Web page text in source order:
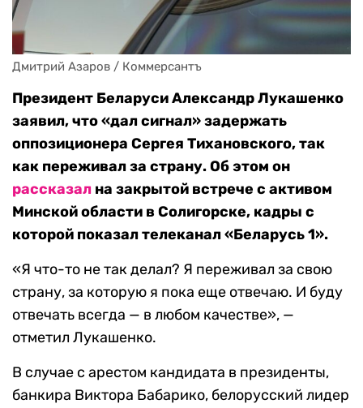
Дмитрий Азаров / Коммерсантъ
Президент Беларуси Александр Лукашенко
заявил, что «дал сигнал» задержать
оппозиционера Сергея Тихановского, так
как переживал за страну. Об этом он
рассказал на закрытой встрече с активом
Минской области в Солигорске, кадры с
которой показал телеканал «Беларусь 1».
«Я что-то не так делал? Я переживал за свою
страну, за которую я пока еще отвечаю. И буду
отвечать всегда — в любом качестве», —
отметил Лукашенко.
В случае с арестом кандидата в президенты,
банкира Виктора Бабарико, белорусский лидер